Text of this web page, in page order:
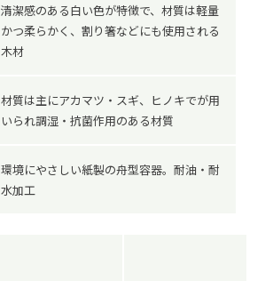
清潔感のある白い色が特徴で、材質は軽量
かつ柔らかく、割り箸などにも使用される
木材
材質は主にアカマツ・スギ、ヒノキでが用
いられ調湿・抗菌作用のある材質
環境にやさしい紙製の舟型容器。耐油・耐
水加工